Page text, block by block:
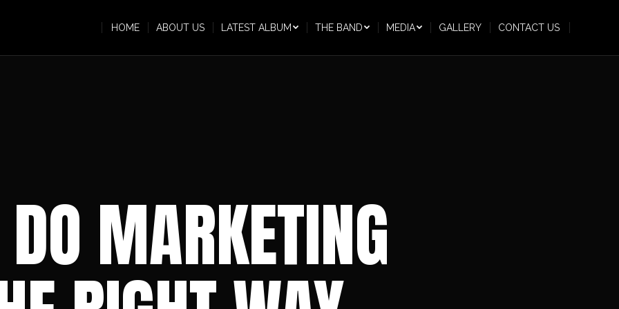
HOME ABOUT US LATEST ALBUM THE BAND MEDIA GALLERY CONTACT US
MARKETING